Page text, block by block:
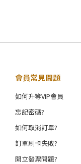
會員常見問題
如何升等VIP會員
忘記密碼?
如何取消訂單?
訂單刷卡失敗?
開立發票問題?